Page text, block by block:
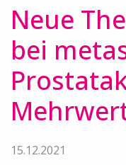
Neue
bei
15.12.2021